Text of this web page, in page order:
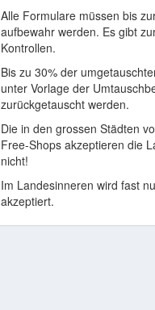
Alle Formulare müssen bis
aufbewahr werden. Es gibt
Kontrollen.
Bis zu 30% der
unter Vorlage der
zurückgetauscht werden.
Die in den grossen Städten
Free-Shops akzeptieren die
nicht!
Im Landesinneren wird fast
akzeptiert.